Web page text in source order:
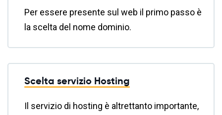
Per essere presente sul web il primo passo è
la scelta del nome dominio.
Scelta servizio Hosting
Il servizio di hosting è altrettanto importante,